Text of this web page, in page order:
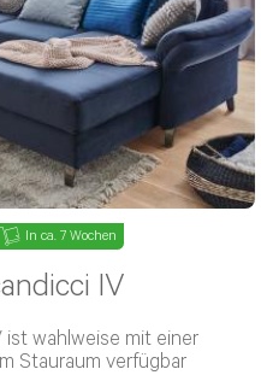
In ca. 7 Wochen
IV
ist wahlweise mit einer
Stauraum verfügbar